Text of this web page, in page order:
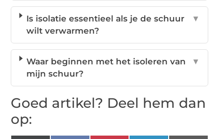
Is isolatie essentieel als je de schuur
wilt verwarmen?
▼
Waar beginnen met het isoleren van
mijn schuur?
▼
Goed artikel? Deel hem dan
op: